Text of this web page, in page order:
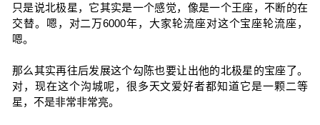
只是说北极星，它其实是一个感觉，像是一个王座，不断的在
交替。嗯，对二万6000年，大家轮流座对这个宝座轮流座，
嗯。
那么其实再往后发展这个勾陈也要让出他的北极星的宝座了。
对，现在这个沟城呢，很多天文爱好者都知道它是一颗二等
星，不是非常非常亮。